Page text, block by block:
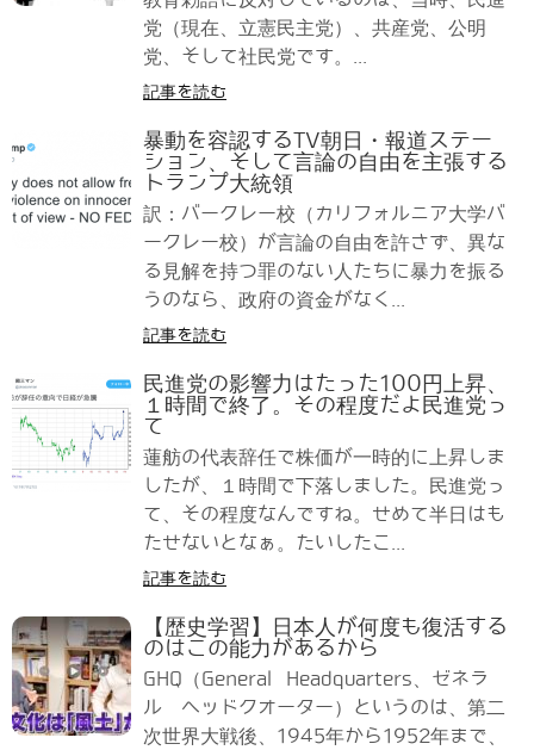
党（現在、立憲民主党）、共産党、公明
党、そして社民党です。...
記事を読む
暴動を容認するTV朝日・報道ステー
ション、そして言論の自由を主張する
トランプ大統領
訳：バークレー校（カリフォルニア大学バ
ークレー校）が言論の自由を許さず、異な
る見解を持つ罪のない人たちに暴力を振る
うのなら、政府の資金がなく...
記事を読む
民進党の影響力はたった100円上昇、
１時間で終了。その程度だよ民進党っ
て
蓮舫の代表辞任で株価が一時的に上昇しま
したが、１時間で下落しました。民進党っ
て、その程度なんですね。せめて半日はも
たせないとなぁ。たいしたこ...
記事を読む
【歴史学習】日本人が何度も復活する
のはこの能力があるから
GHQ（General Headquarters、ゼネラ
ル ヘッドクオーター）というのは、第二
次世界大戦後、1945年から1952年まで、